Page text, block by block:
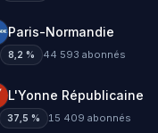
Paris-Normandie
8,2 % 44 593 abonnés
L'Yonne Républicaine
37,5 % 15 409 abonnés